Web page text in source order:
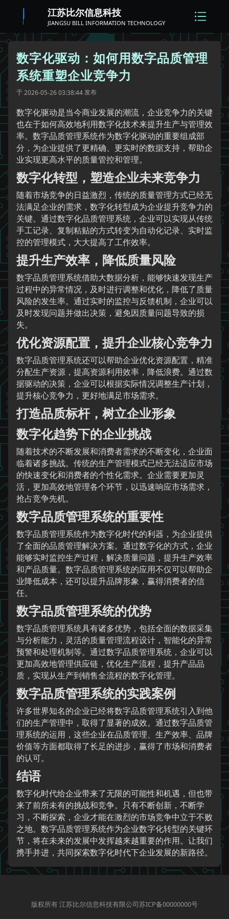
江苏比尔信息科技
JIANGSU BILL INFORMATION TECHNOLOGY
数字化驱动：如何用数字品质管理
系统重塑企业竞争力
于2026-05-26 03:38:44发布
数字化驱动是当今商业发展的潮流，企业竞争力的关键
也在于如何高效地利用数字化技术来提升生产与管理效
率。数字品质管理系统作为数字化驱动的重要组成部
分，为企业提供了更精确、更实时的数据支持，帮助企
业实现更高水平的质量管控和管理。
数字化转型，塑造企业未来竞争力
随着市场竞争的日益激烈，传统的质量管理方式已经无
法满足企业的需求，数字化转型成为企业提升竞争力的
关键。通过数字化品质管理系统，企业可以实现从传统
手工记录、复制粘贴的方式转变为自动化记录、实时监
控的管理模式，大大提高了工作效率。
提升生产效率，降低质量风险
数字品质管理系统借助大数据分析，能够快速发现生产
过程中的异常情况，及时进行调整和优化，降低了质量
风险的发生率。通过实时的监控与反馈机制，企业可以
及时发现问题并做出决策，避免因质量问题导致的损
失。
优化资源配置，提升企业核心竞争力
数字品质管理系统还可以帮助企业优化资源配置，精准
分配生产资源，提高资源利用效率，降低浪费。通过数
据驱动的决策，企业可以根据实际情况调整生产计划，
提升核心竞争力，更好地满足市场需求。
打造品质标杆，树立企业形象
数字化趋势下的企业挑战
随着技术的不断发展和消费者需求的不断变化，企业面
临着诸多挑战。传统的生产管理模式已经无法适应市场
的快速变化和消费者的个性化需求。企业需要更加灵
活，更加高效地管理各个环节，以迅速响应市场需求，
抢占竞争先机。
数字品质管理系统的重要性
数字品质管理系统作为数字化时代的利器，为企业提供
了全面的品质管理解决方案。通过数字化的方式，企业
能够实时监控生产过程，解决质量问题，提升生产效率
和产品质量。数字品质管理系统的应用不仅可以帮助企
业降低成本，还可以提升品牌形象，赢得消费者的信
任。
数字品质管理系统的优势
数字品质管理系统具有诸多优势，包括全面的数据采集
与分析能力，灵活的质量管理流程设计，智能化的异常
预警和处理机制等。通过数字品质管理系统，企业可以
更加高效地管理供应链，优化生产流程，提升产品品
质，实现从生产到销售全流程的数字化管理。
数字品质管理系统的实践案例
许多世界知名的企业已经将数字品质管理系统引入到他
们的生产管理中，取得了显著的成效。通过数字品质管
理系统的运用，这些企业在品质管理、生产效率、品牌
价值等方面都取得了长足的进步，赢得了市场和消费者
的认可。
结语
数字化时代给企业带来了无限的可能性和机遇，但也带
来了前所未有的挑战和竞争。只有不断创新，不断学
习，不断探索，企业才能在激烈的市场竞争中立于不败
之地。数字品质管理系统作为企业数字化转型的关键环
节，将在未来的发展中发挥越来越重要的作用。让我们
携手并进，共同探索数字化时代下企业发展的新路径。
版权所有 江苏比尔信息科技有限公司苏ICP备00000000号